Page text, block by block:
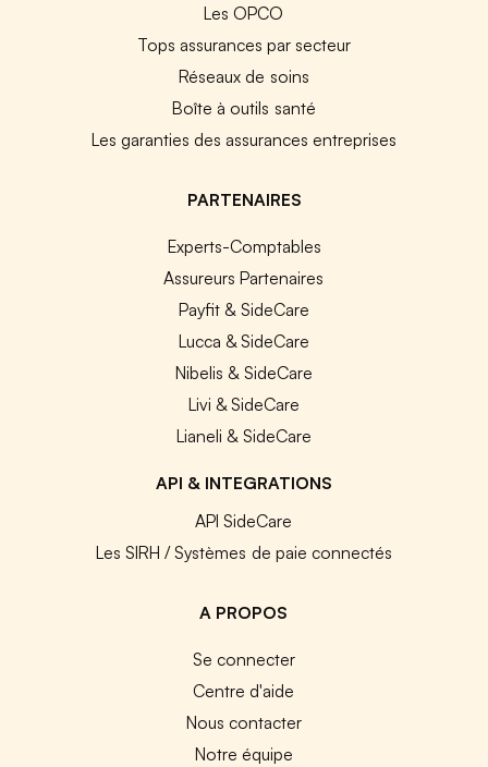
Les OPCO
Tops assurances par secteur
Réseaux de soins
Boîte à outils santé
Les garanties des assurances entreprises
PARTENAIRES
Experts-Comptables
Assureurs Partenaires
Payfit & SideCare
Lucca & SideCare
Nibelis & SideCare
Livi & SideCare
Lianeli & SideCare
API & INTEGRATIONS
API SideCare
Les SIRH / Systèmes de paie connectés
A PROPOS
Se connecter
Centre d'aide
Nous contacter
Notre équipe